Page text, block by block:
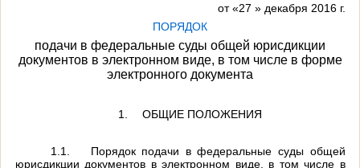
от «27 » декабря 2016 г.
ПОРЯДОК
подачи в федеральные суды общей юрисдикции
документов в электронном виде, в том числе в форме
электронного документа
1. ОБЩИЕ ПОЛОЖЕНИЯ
1.1.
Порядок подачи в федеральные суды общей
юрисдикции документов в электронном виде, в том числе в